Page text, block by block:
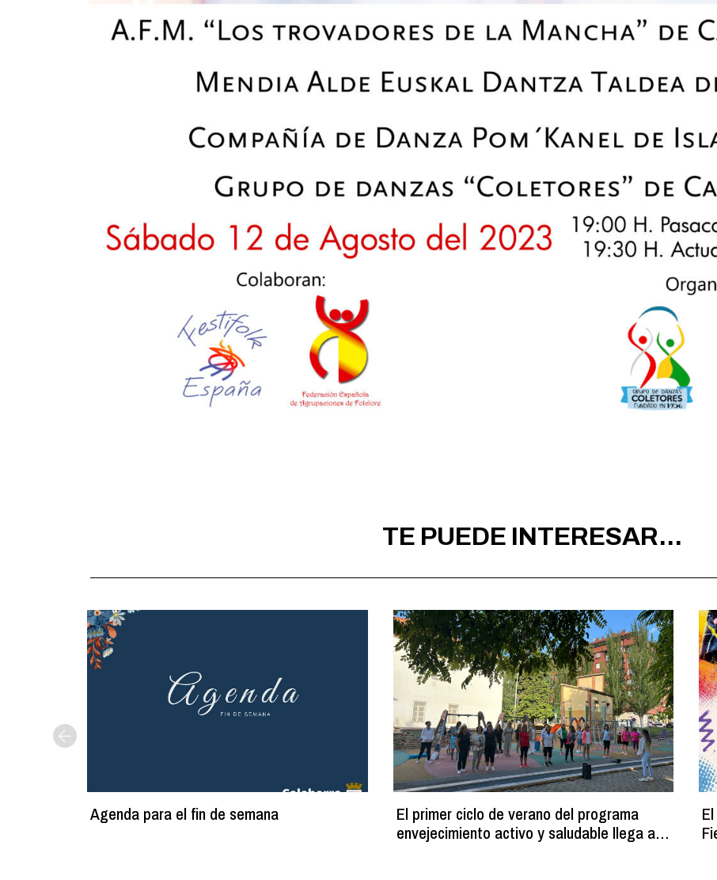
TE PUEDE INTERESAR...
Agenda para el fin de semana
El primer ciclo de verano del programa
envejecimiento activo y saludable llega a